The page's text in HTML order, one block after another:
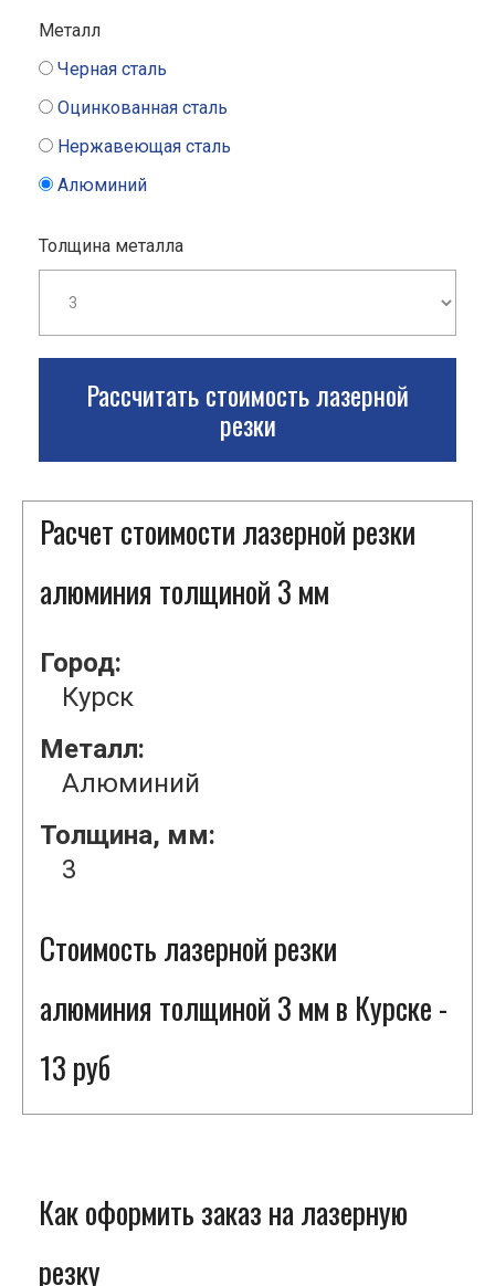
Металл
Черная сталь
Оцинкованная сталь
Нержавеющая сталь
Алюминий
Толщина металла
Рассчитать стоимость лазерной
резки
Расчет стоимости лазерной резки
алюминия толщиной 3 мм
Город:
Курск
Металл:
Алюминий
Толщина, мм:
3
Стоимость лазерной резки
алюминия толщиной 3 мм в Курске -
13 руб
Как оформить заказ на лазерную
резку